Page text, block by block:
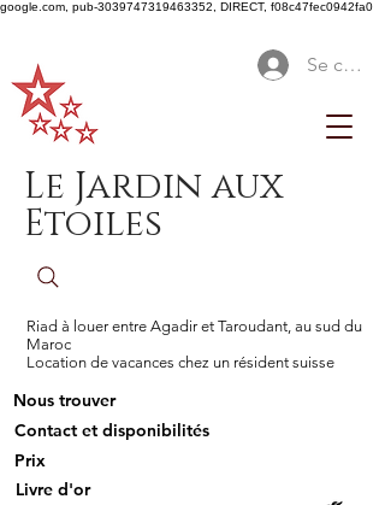
google.com, pub-3039747319463352, DIRECT, f08c47fec0942fa0
Se
Le Jardin aux
Etoiles
Riad à louer entre Agadir et Taroudant, au sud du
Maroc
Location de vacances chez un résident suisse
Nous trouver
Contact et disponibilités
Prix
Livre d'or